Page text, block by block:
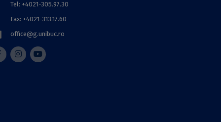
Tel: +4021-305.97.30
Fax: +4021-313.17.60
office@g.unibuc.ro